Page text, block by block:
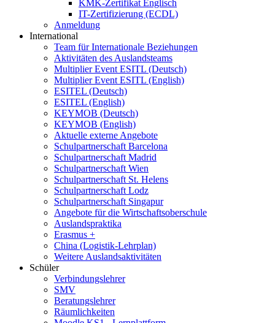
KMK-Zertifikat Englisch
IT-Zertifizierung (ECDL)
Anmeldung
International
Team für Internationale Beziehungen
Aktivitäten des Auslandsteams
Multiplier Event ESITL (Deutsch)
Multiplier Event ESITL (English)
ESITEL (Deutsch)
ESITEL (English)
KEYMOB (Deutsch)
KEYMOB (English)
Aktuelle externe Angebote
Schulpartnerschaft Barcelona
Schulpartnerschaft Madrid
Schulpartnerschaft Wien
Schulpartnerschaft St. Helens
Schulpartnerschaft Lodz
Schulpartnerschaft Singapur
Angebote für die Wirtschaftsoberschule
Auslandspraktika
Erasmus +
China (Logistik-Lehrplan)
Weitere Auslandsaktivitäten
Schüler
Verbindungslehrer
SMV
Beratungslehrer
Räumlichkeiten